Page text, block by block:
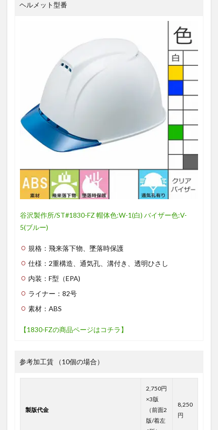
ヘルメット型番
谷沢製作所/ST#1830-FZ 帽体色:W-1(白) バイザー色:V-
5(ブルー)
規格：飛来落下物、墜落時保護
仕様：2重構造、通気孔、溝付き、透明ひさし
内装：F型（EPA)
ライナー：82号
素材：ABS
【1830-FZの商品ページはコチラ】
参考加工賃 （10個の場合）
製版代金
2,750円
×3版
（前面2
版/着左
8,250
円